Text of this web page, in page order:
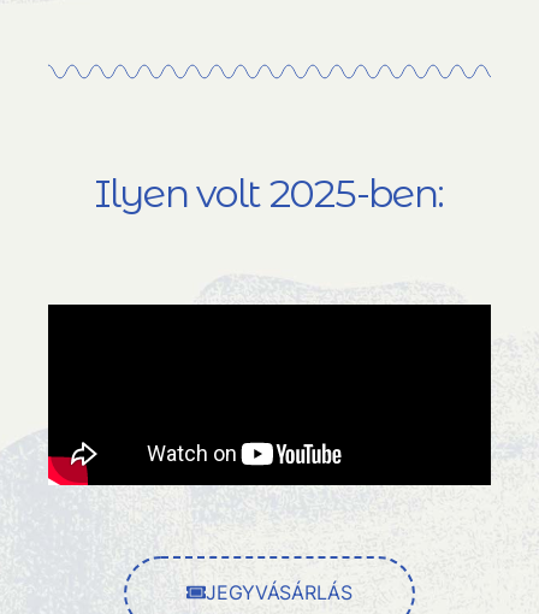
Ilyen volt 2025-ben:
JEGYVÁSÁRLÁS